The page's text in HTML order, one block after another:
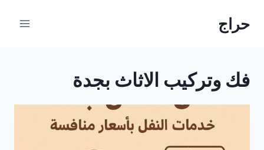
حراج
فك وتركيب الاثاث بجدة